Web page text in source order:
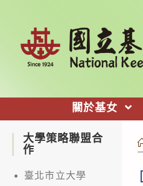
關於基女
大學策略聯盟合
作
臺北市立大學